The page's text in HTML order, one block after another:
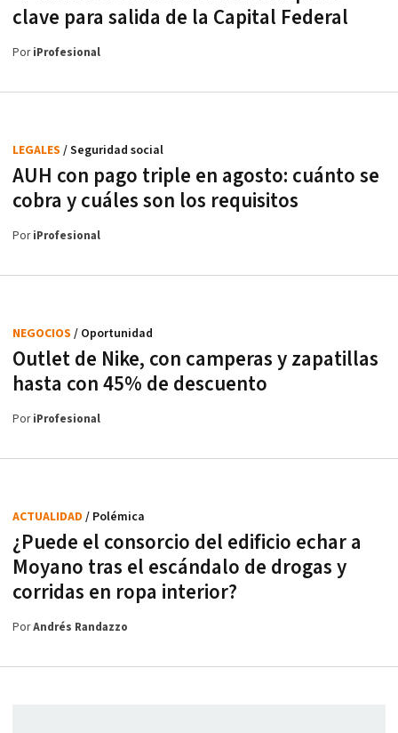
clave para salida de la Capital Federal
PoriProfesional
AUH con pago triple en agosto: cuánto se
cobra y cuáles son los requisitos
LEGALES / Seguridad social
PoriProfesional
Outlet de Nike, con camperas y zapatillas
hasta con 45% de descuento
NEGOCIOS / Oportunidad
PoriProfesional
¿Puede el consorcio del edificio echar a
Moyano tras el escándalo de drogas y
corridas en ropa interior?
ACTUALIDAD / Polémica
PorAndrés Randazzo